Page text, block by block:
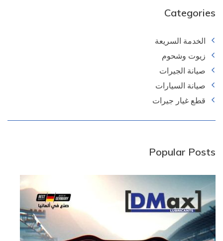
Categories
الخدمة السريعة
زيوت وشحوم
صيانة الجيرات
صيانة السيارات
قطع غيار جيرات
Popular Posts